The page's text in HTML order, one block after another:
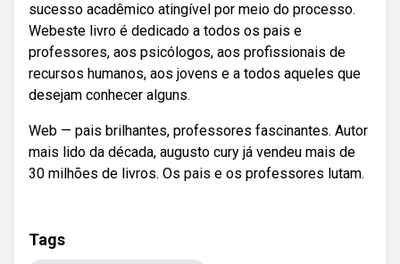
sucesso acadêmico atingível por meio do processo.
Webeste livro é dedicado a todos os pais e
professores, aos psicólogos, aos profissionais de
recursos humanos, aos jovens e a todos aqueles que
desejam conhecer alguns.
Web — pais brilhantes, professores fascinantes. Autor
mais lido da década, augusto cury já vendeu mais de
30 milhões de livros. Os pais e os professores lutam.
Tags